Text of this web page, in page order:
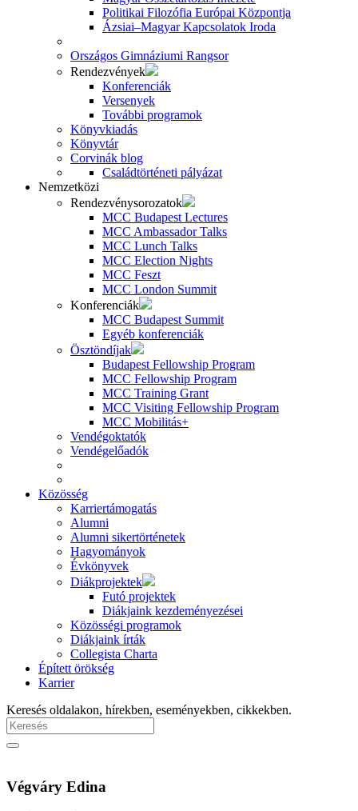
Politikai Filozófia Európai Központja
Ázsiai–Magyar Kapcsolatok Iroda
Országos Gimnáziumi Rangsor
Rendezvények
Konferenciák
Versenyek
További programok
Könyvkiadás
Könyvtár
Corvinák blog
Családtörténeti pályázat
Nemzetközi
Rendezvénysorozatok
MCC Budapest Lectures
MCC Ambassador Talks
MCC Lunch Talks
MCC Election Nights
MCC Feszt
MCC London Summit
Konferenciák
MCC Budapest Summit
Egyéb konferenciák
Ösztöndíjak
Budapest Fellowship Program
MCC Fellowship Program
MCC Training Grant
MCC Visiting Fellowship Program
MCC Mobilitás+
Vendégoktatók
Vendégelőadók
Közösség
Karriertámogatás
Alumni
Alumni sikertörténetek
Hagyományok
Évkönyvek
Diákprojektek
Futó projektek
Diákjaink kezdeményezései
Közösségi programok
Diákjaink írták
Collegista Charta
Épített örökség
Karrier
Keresés oldalakon, hírekben, eseményekben, cikkekben.
Végváry Edina